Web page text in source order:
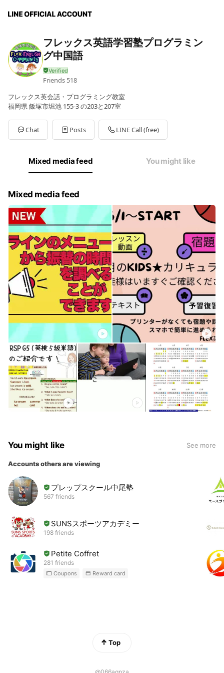
フレックス英語学習塾プログラミン
グ中国語
Friends 518
フレックス英会話・プログラミング教室
福岡県 飯塚市堀池 155-3 の203と207室
Chat Posts LINE Call (free)
Mixed media feed You might like
Mixed media feed
You might like See more
Accounts others are viewing
プレップスクール中尾塾
567 friends
SUNSスポーツアカデミー
198 friends
Petite Coffret
281 friends
Coupons Reward card
Top